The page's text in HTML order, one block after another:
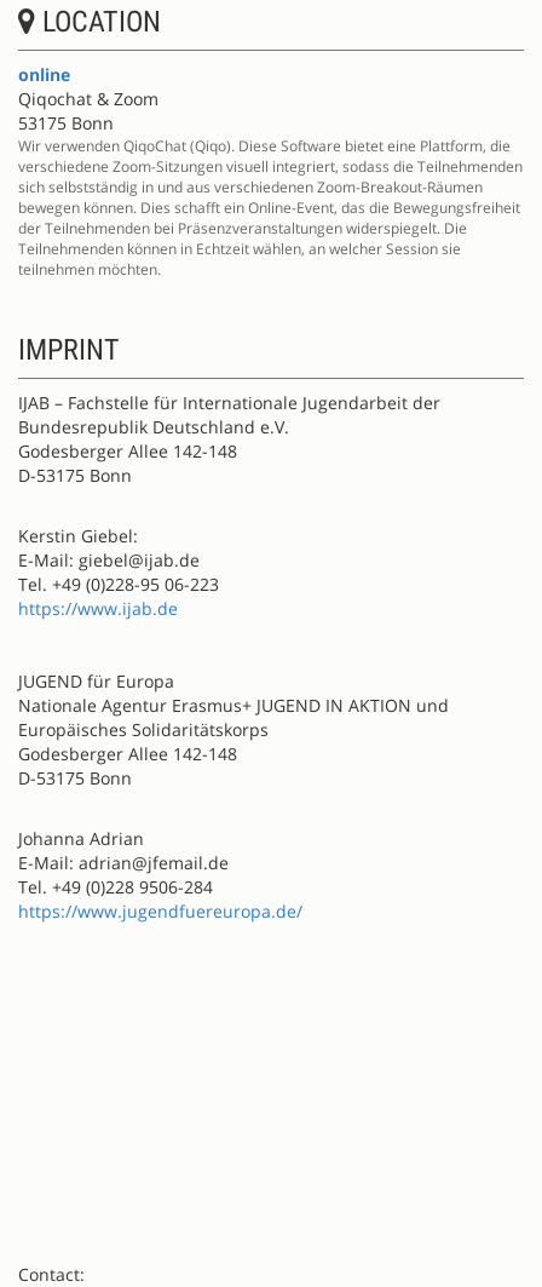
LOCATION
online
Qiqochat & Zoom
53175 Bonn
Wir verwenden QiqoChat (Qiqo). Diese Software bietet eine Plattform, die
verschiedene Zoom-Sitzungen visuell integriert, sodass die Teilnehmenden
sich selbstständig in und aus verschiedenen Zoom-Breakout-Räumen
bewegen können. Dies schafft ein Online-Event, das die Bewegungsfreiheit
der Teilnehmenden bei Präsenzveranstaltungen widerspiegelt. Die
Teilnehmenden können in Echtzeit wählen, an welcher Session sie
teilnehmen möchten.
IMPRINT
IJAB – Fachstelle für Internationale Jugendarbeit der
Bundesrepublik Deutschland e.V.
Godesberger Allee 142-148
D-53175 Bonn
Kerstin Giebel:
E-Mail: giebel@ijab.de
Tel. +49 (0)228-95 06-223
https://www.ijab.de
JUGEND für Europa
Nationale Agentur Erasmus+ JUGEND IN AKTION und
Europäisches Solidaritätskorps
Godesberger Allee 142-148
D-53175 Bonn
Johanna Adrian
E-Mail: adrian@jfemail.de
Tel. +49 (0)228 9506-284
https://www.jugendfuereuropa.de/
Contact: